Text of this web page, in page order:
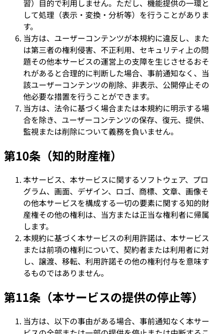
習）目的で利用しません。ただし、機能提供の一環と
して処理（表示・変換・分析等）を行うことがありま
す。
当方は、ユーザーコンテンツが本規約に違反し、また
は第三者の権利侵害、不正利用、セキュリティ上の問
題その他本サービスの運営上の支障を生じさせるおそ
れがあると合理的に判断した場合、事前通知なく、当
該ユーザーコンテンツの削除、非表示、公開停止その
他必要な措置を行うことができます。
当方は、法令に基づく場合または本規約に明示する場
合を除き、ユーザーコンテンツの保存、復元、提供、
監視または削除について義務を負いません。
第10条（知的財産権）
本サービス、本サービスに関するソフトウェア、プロ
グラム、画面、デザイン、ロゴ、商標、文章、画像そ
の他本サービスを構成する一切の要素に関する知的財
産権その他の権利は、当方または正当な権利者に帰属
します。
本規約に基づく本サービスの利用許諾は、本サービス
または前項の権利について、契約者または利用者に対
し、譲渡、移転、利用許諾その他の権利付与を意味す
るものではありません。
第11条（本サービスの提供の停止等）
当方は、以下の事由がある場合、事前通知なく本サー